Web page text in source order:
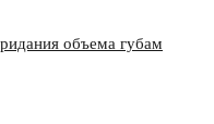
объема губам